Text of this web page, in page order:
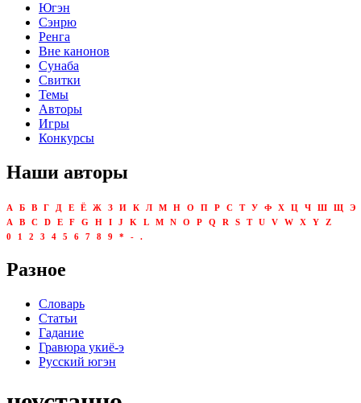
Югэн
Сэнрю
Ренга
Вне канонов
Сунаба
Свитки
Темы
Авторы
Игры
Конкурсы
Наши авторы
А Б В Г Д Е Ё Ж З И К Л М Н О П Р С Т У Ф Х Ц Ч Ш Щ
Э
A
B C D E F G H I J K L M N O P Q R S T U V W X Y
Z
0
1 2 3 4 5 6 7 8 9 * - .
Разное
Словарь
Статьи
Гадание
Гравюра укиё-э
Русский югэн